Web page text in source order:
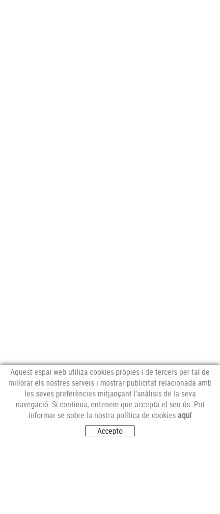
MERCAT CENTRAL
Mercat Central de Tarragona
43001 Tarragona
Aquest espai web utiliza cookies pròpies i de tercers per tal de
millorar els nostres serveis i mostrar publicitat relacionada amb
les seves preferències mitjançant l'anàlisis de la seva
navegació. Si continua, entenem que accepta el seu ús. Pot
informar-se sobre la nostra política de cookies aquí
Accepto